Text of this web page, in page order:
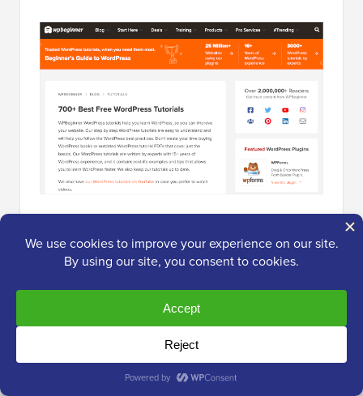
kostenlos abonnieren, um WordPress-Video-Tutorials
zu erhalten. Wir haben dort Hunderte von Video-
Tutorials, die Sie in Ihrem eigenen Tempo ansehen
Bonustipp: Hören Sie nicht auf,
WordPress zu lernen